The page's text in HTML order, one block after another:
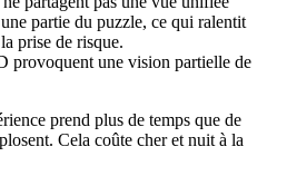
partie du puzzle, ce qui ralentit
prise de risque.
provoquent une vision partielle de
prend plus de temps que de
Cela coûte cher et nuit à la